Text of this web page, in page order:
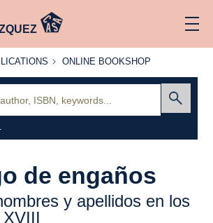
ONLINE
ONLINE BOOKSHOP
de engaños
y apellidos en los